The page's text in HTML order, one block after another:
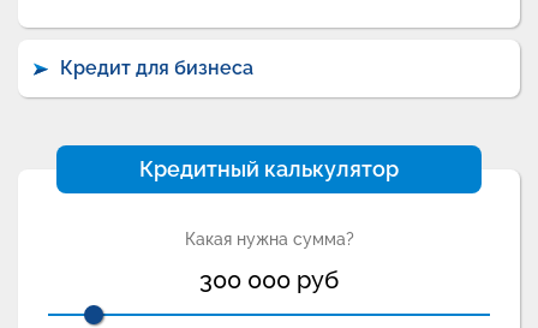
Кредит для бизнеса
Кредитный калькулятор
Какая нужна сумма?
300 000 руб